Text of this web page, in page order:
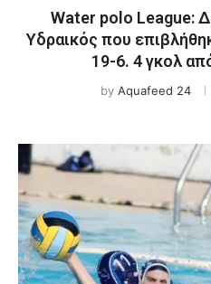
Water polo League:
Υδραικός που
19-6. 4 γκολ
by Aquafeed 24